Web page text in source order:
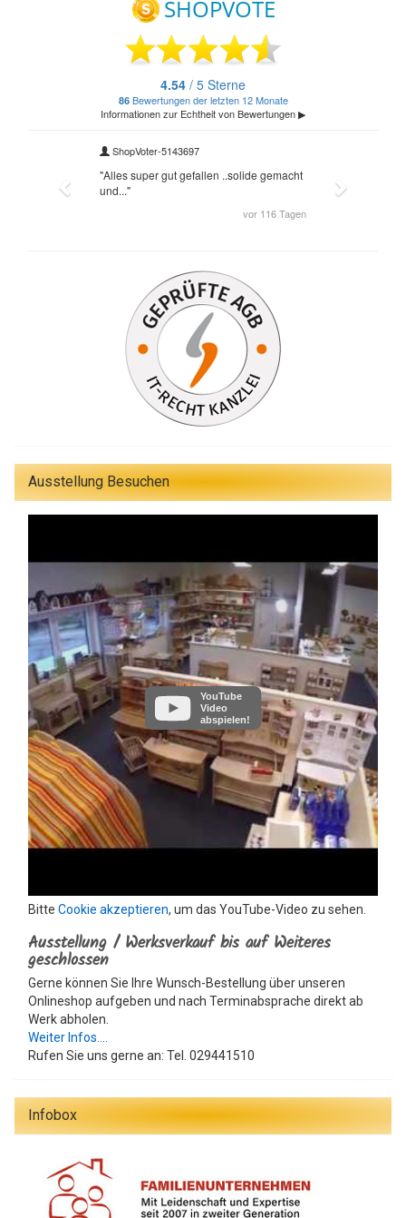
Ausstellung Besuchen
YouTube
Video
abspielen!
Bitte Cookie akzeptieren, um das YouTube-Video zu sehen.
Ausstellung / Werksverkauf bis auf Weiteres
geschlossen
Gerne können Sie Ihre Wunsch-Bestellung über unseren
Onlineshop aufgeben und nach Terminabsprache direkt ab
Werk abholen.
Weiter Infos....
Rufen Sie uns gerne an: Tel. 029441510
Infobox